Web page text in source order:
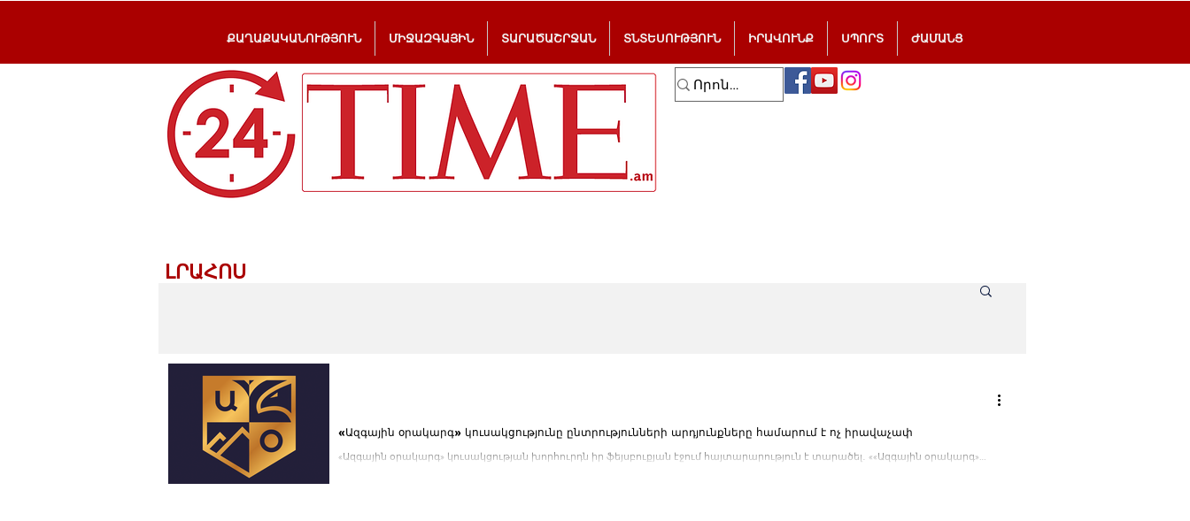
ՔԱՂԱՔԱԿԱՆՈՒԹՅՈՒՆ ՄԻՋԱԶԳԱՅԻՆ ՏԱՐԱԾԱՇՐՋԱՆ ՏՆՏԵՍՈՒԹՅՈՒՆ ԻՐԱՎՈՒՆՔ ՍՊՈՐՏ ԺԱՄԱՆՑ
ԼՐԱՀՈՍ
«Ազգային օրակարգ» կուսակցությունը ընտրությունների արդյունքները համարում է ոչ իրավաչափ
«Ազգային օրակարգ» կուսակցության խորհուրդն իր ֆեյսբուքյան էջում հայտարարություն է տարածել․ ««Ազգային օրակարգ»